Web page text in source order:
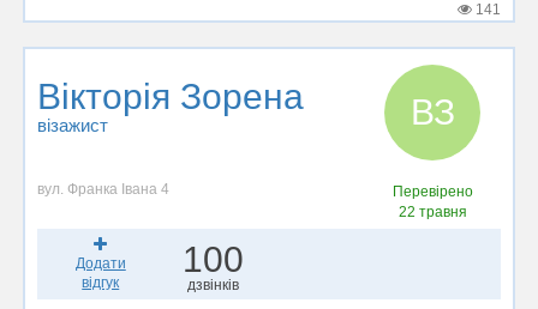
141
Вікторія Зорена
візажист ВЗ
вул. Франка Івана 4
Перевірено
22 травня
Додати
відгук
100
дзвінків